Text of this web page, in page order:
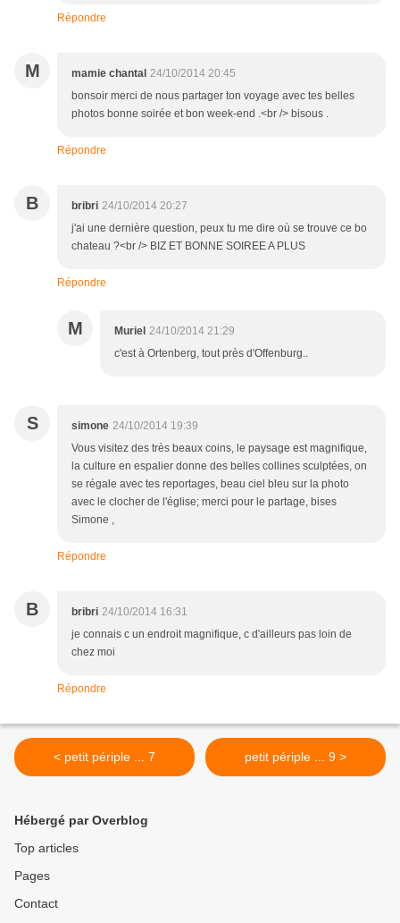
Répondre
M mamie chantal 24/10/2014 20:45
bonsoir merci de nous partager ton voyage avec tes belles
photos bonne soirée et bon week-end .<br /> bisous .
Répondre
B bribri 24/10/2014 20:27
j'ai une dernière question, peux tu me dire où se trouve ce bo
chateau ?<br /> BIZ ET BONNE SOIREE A PLUS
Répondre
M Muriel 24/10/2014 21:29
c'est à Ortenberg, tout près d'Offenburg..
S simone 24/10/2014 19:39
Vous visitez des très beaux coins, le paysage est magnifique,
la culture en espalier donne des belles collines sculptées, on
se régale avec tes reportages, beau ciel bleu sur la photo
avec le clocher de l'église; merci pour le partage, bises
Simone ,
Répondre
B bribri 24/10/2014 16:31
je connais c un endroit magnifique, c d'ailleurs pas loin de
chez moi
Répondre
< petit périple ... 7 petit périple ... 9 >
Hébergé par Overblog
Top articles
Pages
Contact